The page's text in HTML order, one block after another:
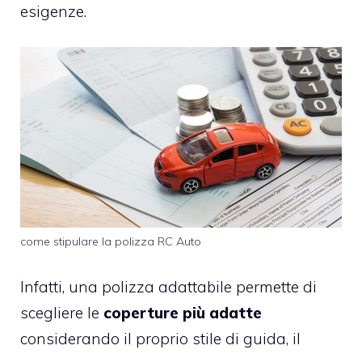
esigenze.
come stipulare la polizza RC Auto
Infatti, una polizza adattabile permette di
scegliere le coperture più adatte
considerando il proprio stile di guida, il